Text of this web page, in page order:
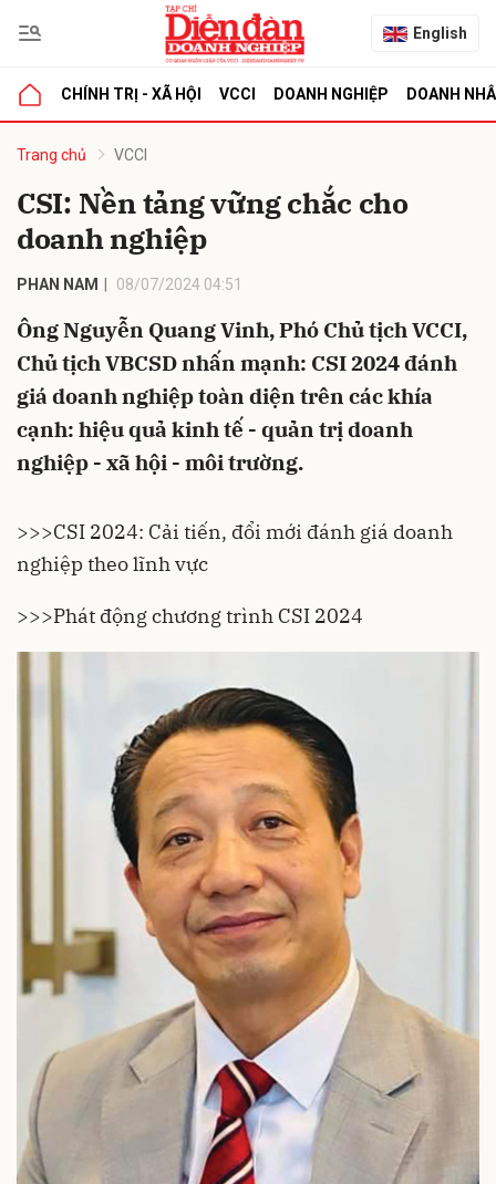
English
CHÍNH TRỊ - XÃ HỘI VCCI DOANH NGHIỆP DOANH
Trang chủ VCCI
CSI: Nền tảng vững chắc cho
doanh nghiệp
PHAN NAM 08/07/2024 04:51
Ông Nguyễn Quang Vinh, Phó Chủ tịch VCCI,
Chủ tịch VBCSD nhấn mạnh: CSI 2024 đánh
giá doanh nghiệp toàn diện trên các khía
cạnh: hiệu quả kinh tế - quản trị doanh
nghiệp - xã hội - môi trường.
>>>CSI 2024: Cải tiến, đổi mới đánh giá doanh
nghiệp theo lĩnh vực
>>>Phát động chương trình CSI 2024
luận
Hủy